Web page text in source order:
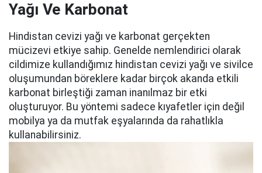
Yağı Ve Karbonat
Hindistan cevizi yağı ve karbonat gerçekten
mücizevi etkiye sahip. Genelde nemlendirici olarak
cildimize kullandığımız hindistan cevizi yağı ve sivilce
oluşumundan böreklere kadar birçok akanda etkili
karbonat birleştiği zaman inanılmaz bir etki
oluşturuyor. Bu yöntemi sadece kıyafetler için değil
mobilya ya da mutfak eşyalarında da rahatlıkla
kullanabilirsiniz.